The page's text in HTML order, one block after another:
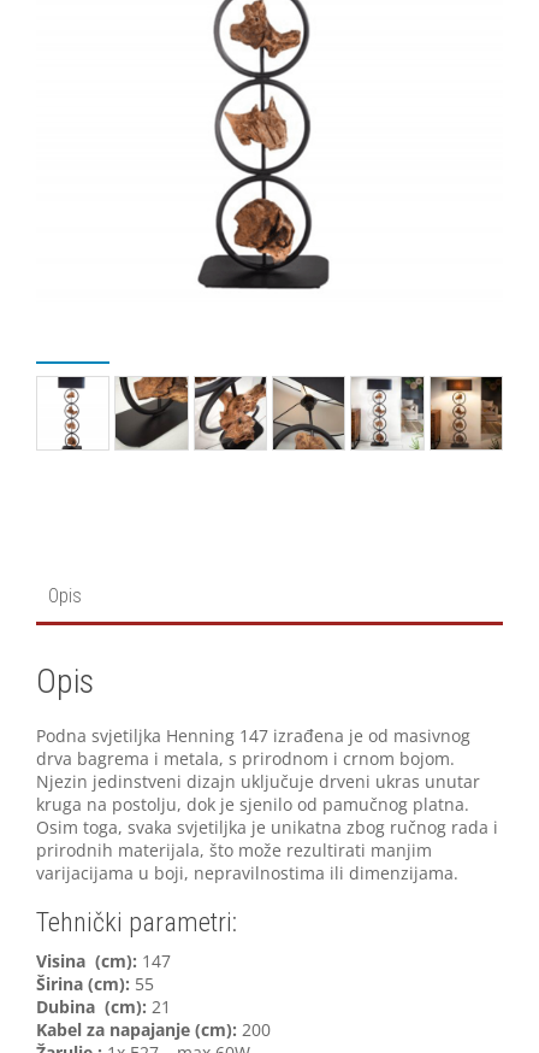
Opis
Opis
Podna svjetiljka Henning 147 izrađena je od masivnog
drva bagrema i metala, s prirodnom i crnom bojom.
Njezin jedinstveni dizajn uključuje drveni ukras unutar
kruga na postolju, dok je sjenilo od pamučnog platna.
Osim toga, svaka svjetiljka je unikatna zbog ručnog rada i
prirodnih materijala, što može rezultirati manjim
varijacijama u boji, nepravilnostima ili dimenzijama.
Tehnički parametri:
Visina (cm): 147
Širina (cm): 55
Dubina (cm): 21
Kabel za napajanje (cm): 200